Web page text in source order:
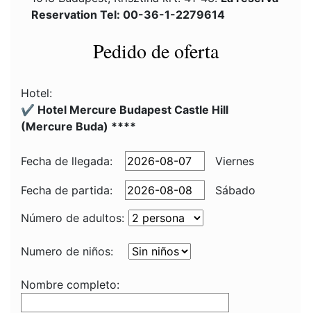
Reservation Tel: 00-36-1-2279614
Pedido de oferta
Hotel:
✔️ Hotel Mercure Budapest Castle Hill
(Mercure Buda) ****
Fecha de llegada: Viernes
Fecha de partida:
Sábado
Número de adultos:
Numero de niños:
Nombre completo: